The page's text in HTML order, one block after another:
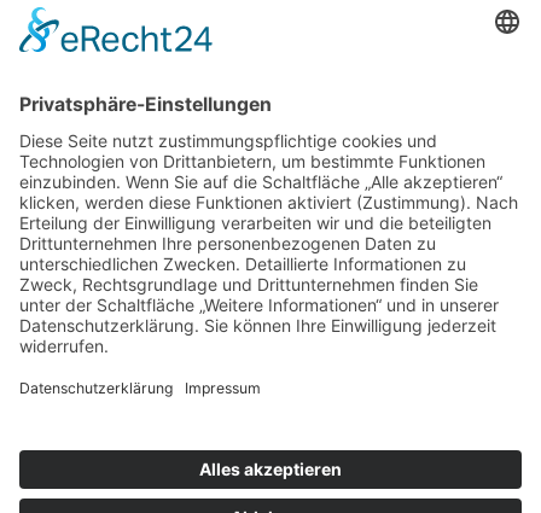
Potsdamer Yacht Club e. V.
14109 Berlin
Tel: +49 30 805 35 58
KONTAKT|IMPRESSUM|DATENSCHUTZ